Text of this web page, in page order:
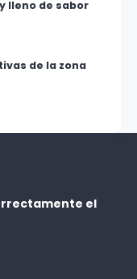
lleno de sabor
de la zona
el